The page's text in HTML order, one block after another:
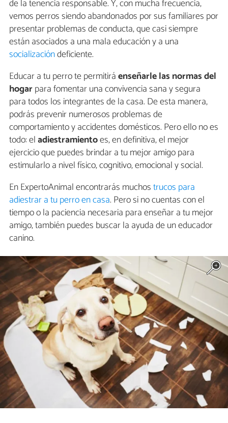
de la tenencia responsable. Y, con mucha frecuencia,
vemos perros siendo abandonados por sus familiares por
presentar problemas de conducta, que casi siempre
están asociados a una mala educación y a una
socializacióndeficiente.
Educar a tu perro te permitiráenseñarle las normas del
hogarpara fomentar una convivencia sana y segura
para todos los integrantes de la casa. De esta manera,
podrás prevenir numerosos problemas de
comportamiento y accidentes domésticos. Pero ello no es
todo: eladiestramientoes, en definitiva, el mejor
ejercicio que puedes brindar a tu mejor amigo para
estimularlo a nivel físico, cognitivo, emocional y social.
En ExpertoAnimal encontrarás muchostrucos para
adiestrar a tu perro en casa. Pero si no cuentas con el
tiempo o la paciencia necesaria para enseñar a tu mejor
amigo, también puedes buscar la ayuda de un educador
canino.